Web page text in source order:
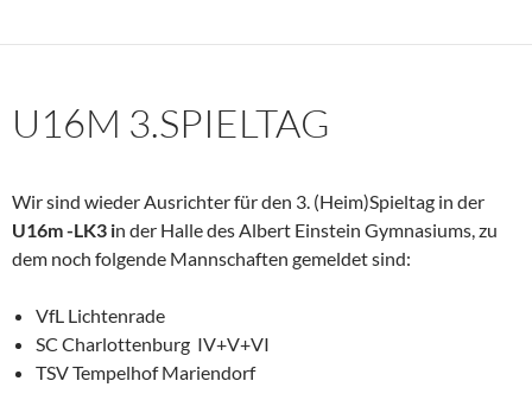
U16M 3.SPIELTAG
Wir sind wieder Ausrichter für den 3. (Heim)Spieltag in der
U16m -LK3 in der Halle des Albert Einstein Gymnasiums, zu
dem noch folgende Mannschaften gemeldet sind:
VfL Lichtenrade
SC Charlottenburg IV+V+VI
TSV Tempelhof Mariendorf